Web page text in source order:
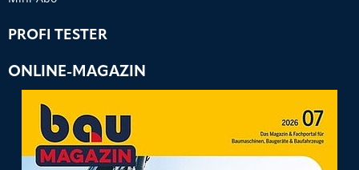
PROFI TESTER
ONLINE-MAGAZIN